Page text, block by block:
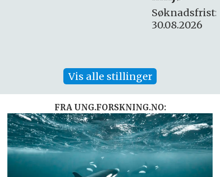
Vis alle stillinger
FRA UNG.FORSKNING.NO: